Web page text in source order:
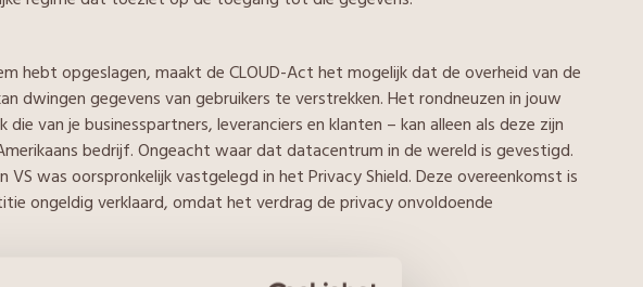
hebt opgeslagen, maakt de CLOUD-Act het mogelijk dat de overheid van de
dwingen gegevens van gebruikers te verstrekken. Het rondneuzen in jouw
van je businesspartners, leveranciers en klanten – kan alleen als deze zijn
bedrijf. Ongeacht waar dat datacentrum in de wereld is gevestigd.
VS was oorspronkelijk vastgelegd in het Privacy Shield. Deze overeenkomst is
ongeldig verklaard, omdat het verdrag de privacy onvoldoende